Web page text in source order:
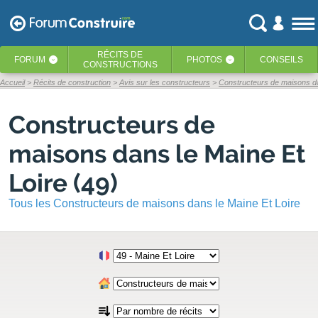
FORUM ‹ RÉCITS DE
CONSTRUCTIONS
PHOTOS ‹ CONSEILS
Accueil Récits de construction Avis sur les constructeurs Constructeurs de maisons
Constructeurs de
maisons dans le Maine Et
Loire (49)
Tous les Constructeurs de maisons dans le Maine Et Loire